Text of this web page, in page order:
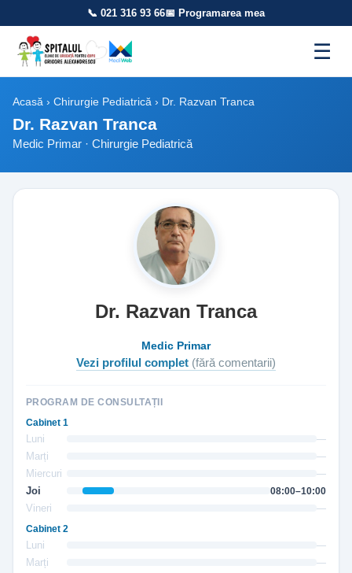
📞 021 316 93 66📅 Programarea mea
☰
Acasă › Chirurgie Pediatrică › Dr. Razvan Tranca
Dr. Razvan Tranca
Medic Primar · Chirurgie Pediatrică
Dr. Razvan Tranca
Medic Primar
Vezi profilul complet (fără comentarii)
PROGRAM DE CONSULTAȚII
Cabinet 1
Luni —
Marți —
Miercuri —
Joi 08:00–10:00
Vineri
—
Cabinet 2
Luni —
Marți —